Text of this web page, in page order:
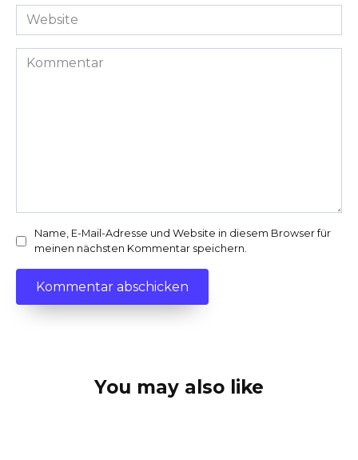
Adresse
Website
Kommentar
Name, E-Mail-Adresse und Website in diesem Browser für
meinen nächsten Kommentar speichern.
You may also like